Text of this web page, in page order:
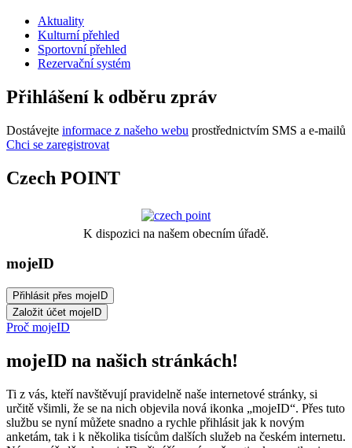
Aktuality
Kulturní přehled
Sportovní přehled
Rezervační systém
Přihlášení k odběru zpráv
Dostávejte informace z našeho webu prostřednictvím SMS a e-mailů
Chci se zaregistrovat
Czech POINT
K dispozici na našem obecním úřadě.
mojeID
Proč mojeID
mojeID na našich stránkách!
Ti z vás, kteří navštěvují pravidelně naše internetové stránky, si
určitě všimli, že se na nich objevila nová ikonka „mojeID“. Přes tuto
službu se nyní můžete snadno a rychle přihlásit jak k novým
anketám, tak i k několika tisícům dalších služeb na českém internetu.